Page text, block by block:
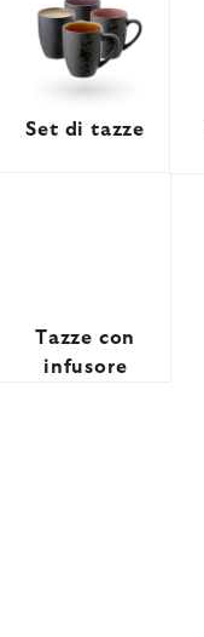
Set di tazze
Tazze con
infusore